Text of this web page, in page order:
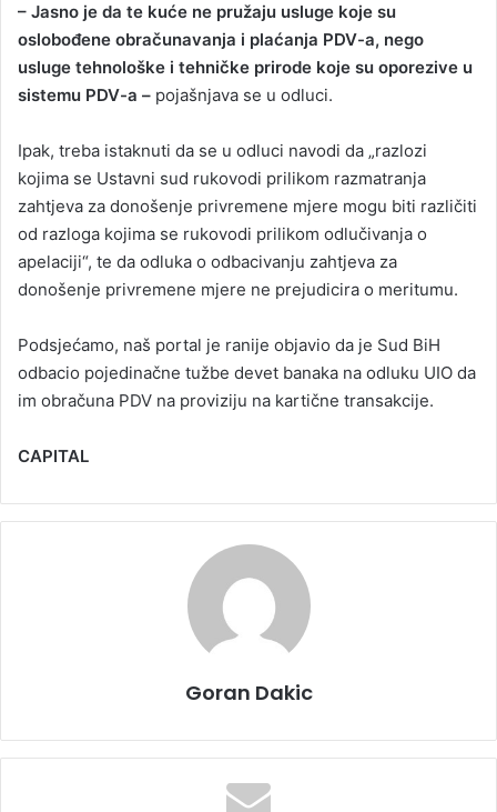
– Jasno je da te kuće ne pružaju usluge koje su
oslobođene obračunavanja i plaćanja PDV-a, nego
usluge tehnološke i tehničke prirode koje su oporezive u
sistemu PDV-a – pojašnjava se u odluci.
Ipak, treba istaknuti da se u odluci navodi da „razlozi
kojima se Ustavni sud rukovodi prilikom razmatranja
zahtjeva za donošenje privremene mjere mogu biti različiti
od razloga kojima se rukovodi prilikom odlučivanja o
apelaciji“, te da odluka o odbacivanju zahtjeva za
donošenje privremene mjere ne prejudicira o meritumu.
Podsjećamo, naš portal je ranije objavio da je Sud BiH
odbacio pojedinačne tužbe devet banaka na odluku UIO da
im obračuna PDV na proviziju na kartične transakcije.
CAPITAL
Goran Dakic